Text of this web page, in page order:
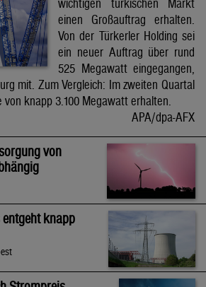
wichtigen türkischen Markt
einen Großauftrag erhalten.
Von der Türkerler Holding sei
ein neuer Auftrag über rund
525 Megawatt eingegangen,
mit. Zum Vergleich: Im zweiten Quartal
knapp 3.100 Megawatt erhalten.
APA/dpa-AFX
von
knapp